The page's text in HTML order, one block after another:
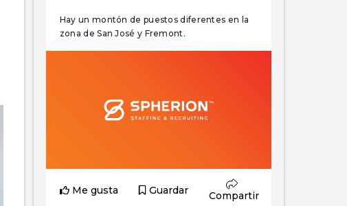
Hay un montón de puestos diferentes en la
zona de San José y Fremont.
Me gusta Guardar Compartir